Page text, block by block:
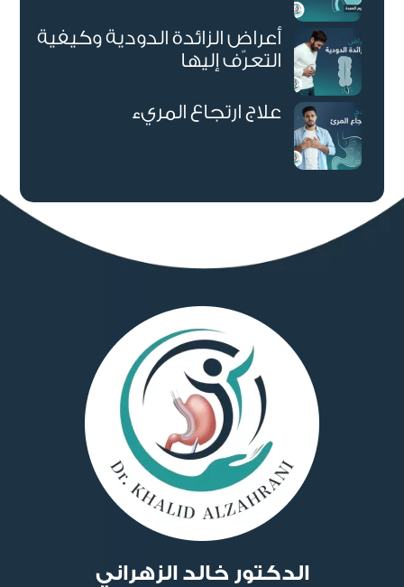
أعراض الزائدة الدودية وكيفية
التعرّف إليها
علاج ارتجاع المريء
الدكتور خالد الزهراني